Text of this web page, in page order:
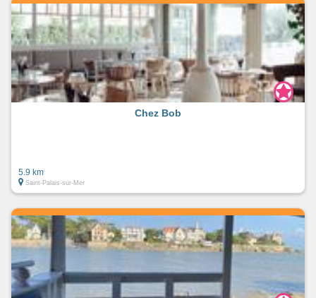
Chez Bob
5.9 km
Saint-Palais-sur-Mer